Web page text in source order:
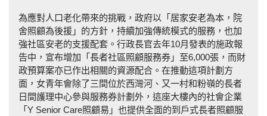
為應對人口老化帶來的挑戰，政府以「居家安老為本，院
舍照顧為後援」的方針，持續加強傳統模式的服務，也加
強社區安老的支援配套。行政長官去年10月發表的施政報
告中，宣布增加「長者社區照顧服務券」至6,000張，而財
政預算案亦已作出相關的資源配合。在推動這項計劃方
面，女青年會除了三間位於西灣河、又一村和粉嶺的長者
日間護理中心參與服務券計劃外，這座大樓內的社會企業
「Y Senior Care照顧易」也提供全面的到戶式長者照顧服